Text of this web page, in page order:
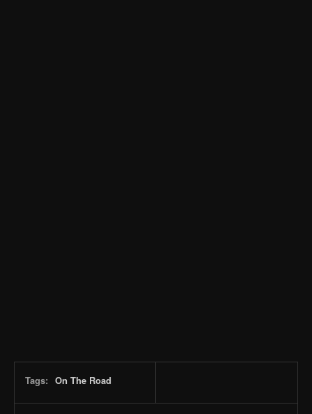
Tags: On The Road